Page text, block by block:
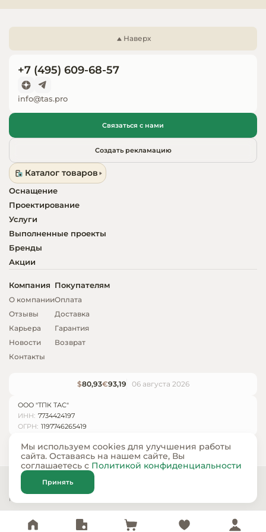
Колесная опора h-130 мм.
Внимание! На фото аналогичная модель другого
комплект поставки и приобретаются отдельно.
Наверх
+7 (495) 609-68-57
info@tas.pro
Связаться с нами
Создать рекламацию
Каталог товаров
Оснащение
Проектирование
Услуги
Выполненные проекты
Бренды
Акции
Компания
О компании
Отзывы
Карьера
Новости
Контакты
Покупателям
Оплата
Доставка
Гарантия
Возврат
$80,93€93,19 06 августа 2026
ООО "ТПК ТАС"
ИНН: 7734424197
ОГРН: 1197746265419
© ООО «ТПК ТАС» 2024 — 2026
Карта сайта
Политика конфиденциальности
Мы используем cookies для улучшения работы
сайта. Оставаясь на нашем сайте, Вы
соглашаетесь с Политикой конфиденциальности
Принять